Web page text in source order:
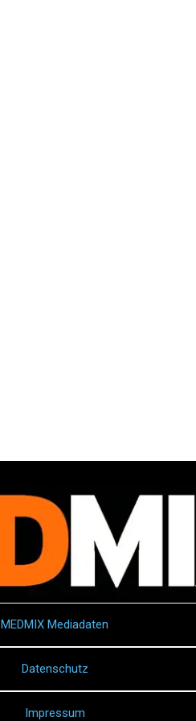
MEDMIX Mediadaten
Datenschutz
Impressum